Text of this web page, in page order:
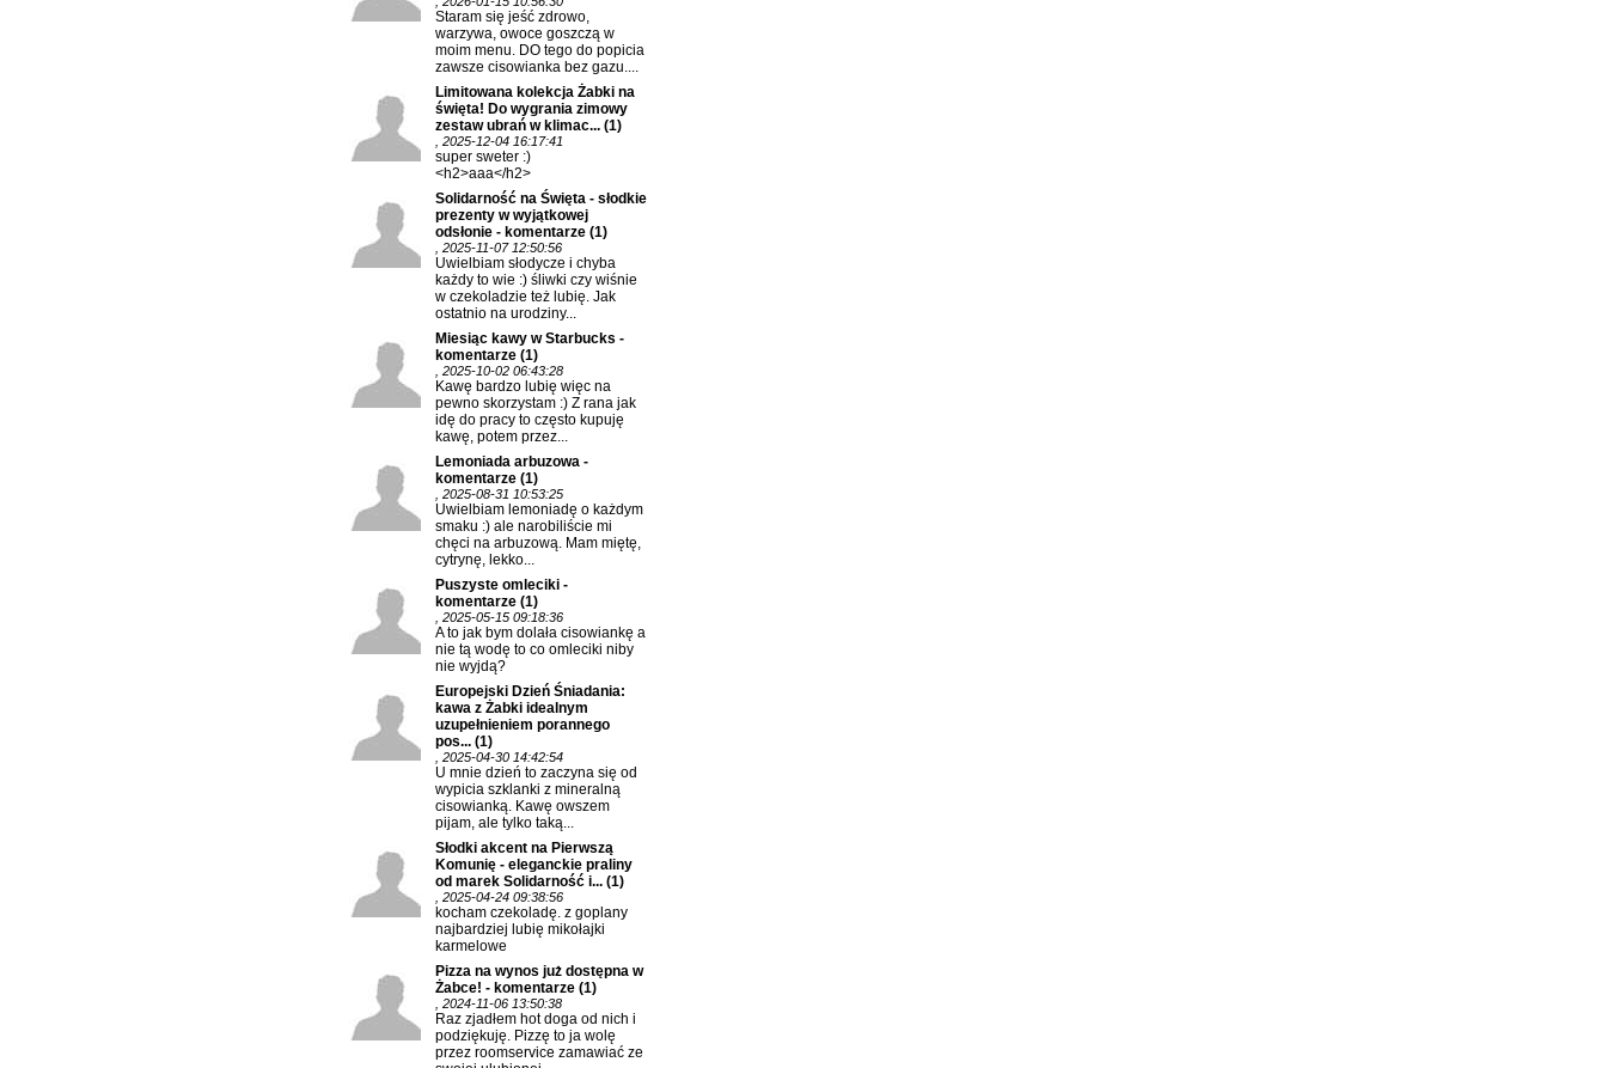
Staram się jeść zdrowo,
warzywa, owoce goszczą w
moim menu. DO tego do popicia
zawsze cisowianka bez gazu....
Limitowana kolekcja Żabki na
święta! Do wygrania zimowy
zestaw ubrań w klimac... (1)
, 2025-12-04 16:17:41
super sweter :)
<h2>aaa</h2>
Solidarność na Święta - słodkie
prezenty w wyjątkowej
odsłonie - komentarze (1)
, 2025-11-07 12:50:56
Uwielbiam słodycze i chyba
każdy to wie :) śliwki czy wiśnie
w czekoladzie też lubię. Jak
ostatnio na urodziny...
Miesiąc kawy w Starbucks -
komentarze (1)
, 2025-10-02 06:43:28
Kawę bardzo lubię więc na
pewno skorzystam :) Z rana jak
idę do pracy to często kupuję
kawę, potem przez...
Lemoniada arbuzowa -
komentarze (1)
, 2025-08-31 10:53:25
Uwielbiam lemoniadę o każdym
smaku :) ale narobiliście mi
chęci na arbuzową. Mam miętę,
cytrynę, lekko...
Puszyste omleciki -
komentarze (1)
, 2025-05-15 09:18:36
A to jak bym dolała cisowiankę a
nie tą wodę to co omleciki niby
nie wyjdą?
Europejski Dzień Śniadania:
kawa z Żabki idealnym
uzupełnieniem porannego
pos... (1)
, 2025-04-30 14:42:54
U mnie dzień to zaczyna się od
wypicia szklanki z mineralną
cisowianką. Kawę owszem
pijam, ale tylko taką...
Słodki akcent na Pierwszą
Komunię - eleganckie praliny
od marek Solidarność i... (1)
, 2025-04-24 09:38:56
kocham czekoladę. z goplany
najbardziej lubię mikołajki
karmelowe
Pizza na wynos już dostępna w
Żabce! - komentarze (1)
, 2024-11-06 13:50:38
Raz zjadłem hot doga od nich i
podziękuję. Pizzę to ja wolę
przez roomservice zamawiać ze